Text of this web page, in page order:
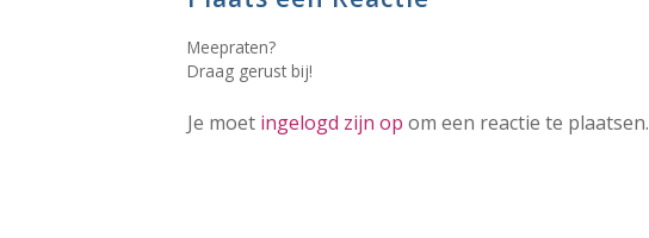
Meepraten?
Draag gerust bij!
Je moet ingelogd zijn op om een reactie te plaatsen.